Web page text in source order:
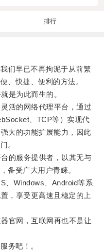
排行
早已不再拘泥于从前繁
、快捷、便利的方法。
为此而生的。
的网络代理平台，通过
、TCP等）实现代
大的功能扩展能力，因此
。
服务提供者，以其无与
备受广大用户青睐。
Windows、Android等系
，享受更高速且稳定的上
网，互联网再也不是让
务吧！。